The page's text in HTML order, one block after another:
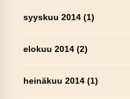
syyskuu 2014(1)
elokuu 2014(2)
heinäkuu 2014(1)